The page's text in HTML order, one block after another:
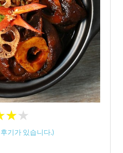
★★
★★
기가 있습니다.)